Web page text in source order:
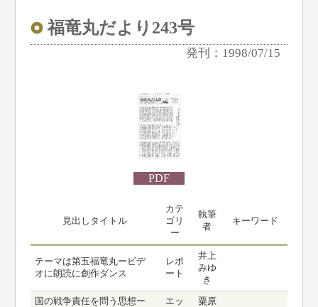
福竜丸だより243号
発刊：1998/07/15
PDF
見出しタイトル
カテ
ゴリ
ー
執筆
者
キーワード
テーマは第五福竜丸ービデ
オに朗読に創作ダンス
レポ
ート
井上
みゆ
き
国の戦争責任を問う思想ー
エッ
粟原